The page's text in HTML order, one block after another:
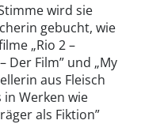
wird sie
gebucht, wie
„Rio 2 –
Der Film” und „My
aus Fleisch
Werken wie
als Fiktion”